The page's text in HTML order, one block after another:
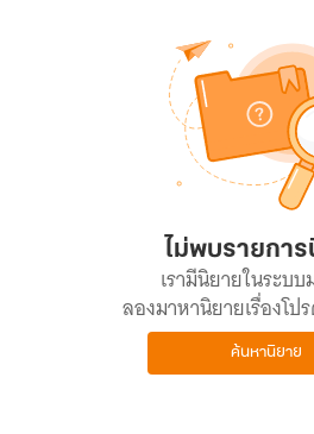
ไม่พบรายกา
เรามีนิยายในระบ
ลองมาหานิยายเรื่องโ
ค้นหานิยาย